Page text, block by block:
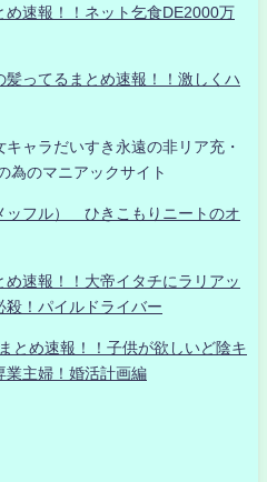
め速報！！ネット乞食DE2000万
髪ってるまとめ速報！！激しくハ
ャラだいすき永遠の非リア充・
為のマニアックサイト
ッフル） ひきこもりニートのオ
速報！！大帝イタチにラリアッ
殺！パイルドライバー
とめ速報！！子供が欲しいど陰キ
業主婦！婚活計画編